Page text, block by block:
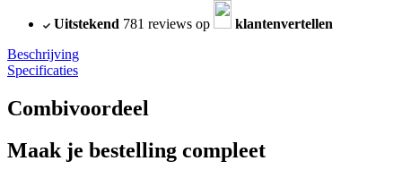
Uitstekend 781 reviews op
klantenvertellen
Beschrijving
Specificaties
Combivoordeel
Maak je bestelling compleet